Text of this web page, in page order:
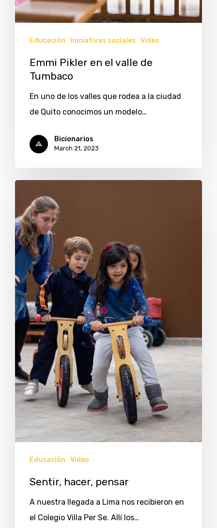
Educación Iniciativas sociales Video
Emmi Pikler en el valle de
Tumbaco
En uno de los valles que rodea a la ciudad
de Quito conocimos un modelo…
Bicionarios
March 21, 2023
Educación Video
Sentir, hacer, pensar
A nuestra llegada a Lima nos recibieron en
el Colegio Villa Per Se. Allí los…